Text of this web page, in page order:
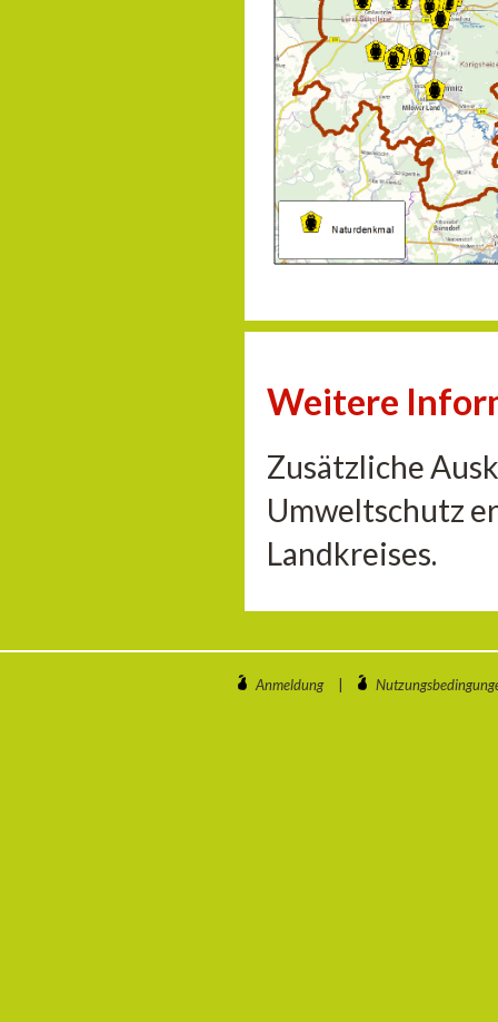
Weitere
Zusätzliche
Umweltschutz
Landkreises.
Anmeldung